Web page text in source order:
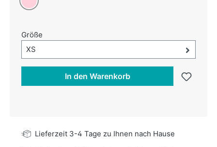
Rosa
Größe
Größe-Auswahl öffnen, aktuell ausgewählt:
XS
In den Warenkorb
Lieferzeit 3-4 Tage zu Ihnen nach Hause